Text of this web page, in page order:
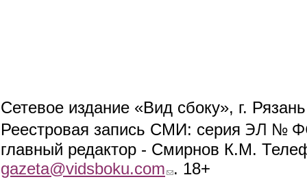
Сетевое издание «Вид сбоку», г.
Реестровая запись СМИ: серия ЭЛ №
главный редактор - Смирнов К.М.
gazeta@vidsboku.com (link sends e-mail)
. 18+